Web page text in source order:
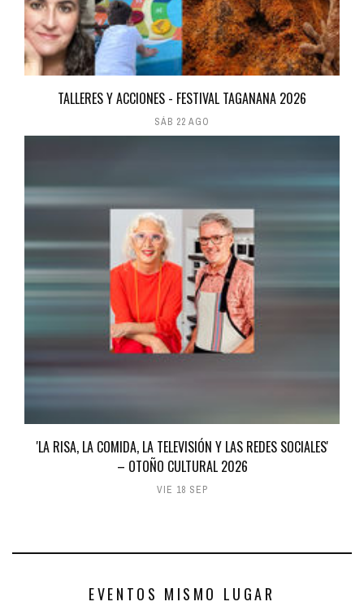
TALLERES Y ACCIONES - FESTIVAL TAGANANA 2026
SÁB 22 AGO
'LA RISA, LA COMIDA, LA TELEVISIÓN Y LAS REDES SOCIALES'
– OTOÑO CULTURAL 2026
VIE 18 SEP
EVENTOS MISMO LUGAR